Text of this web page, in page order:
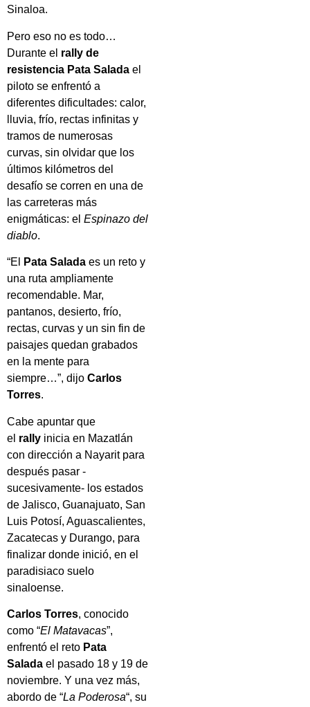
Sinaloa.
Pero eso no es todo…
Durante el rally de
resistencia Pata Salada el
piloto se enfrentó a
diferentes dificultades: calor,
lluvia, frío, rectas infinitas y
tramos de numerosas
curvas, sin olvidar que los
últimos kilómetros del
desafío se corren en una de
las carreteras más
enigmáticas: el Espinazo del
diablo.
“El Pata Salada es un reto y
una ruta ampliamente
recomendable. Mar,
pantanos, desierto, frío,
rectas, curvas y un sin fin de
paisajes quedan grabados
en la mente para
siempre…”, dijo Carlos
Torres.
Cabe apuntar que
el rally inicia en Mazatlán
con dirección a Nayarit para
después pasar -
sucesivamente- los estados
de Jalisco, Guanajuato, San
Luis Potosí, Aguascalientes,
Zacatecas y Durango, para
finalizar donde inició, en el
paradisiaco suelo
sinaloense.
Carlos Torres, conocido
como “El Matavacas”,
enfrentó el reto Pata
Salada el pasado 18 y 19 de
noviembre. Y una vez más,
abordo de “La Poderosa“, su